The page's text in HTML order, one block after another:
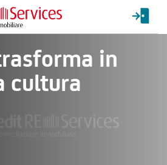
in
cultura